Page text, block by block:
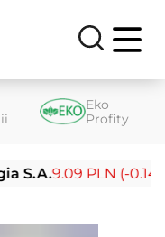
Eko
Profity
S.A.9.09 PLN (-0.14%)